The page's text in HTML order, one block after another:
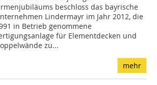
beschloss das bayrische
Lindermayr im Jahr 2012, die
in Betrieb genommene
für Elementdecken und
zu...
mehr